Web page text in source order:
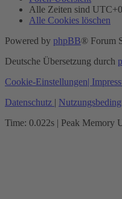
Alle Zeiten sind
Alle Cookies löschen
Powered by phpBB® Forum
Deutsche Übersetzung durch
Cookie-Einstellungen|
Datenschutz |
Time: 0.022s | Peak Memory